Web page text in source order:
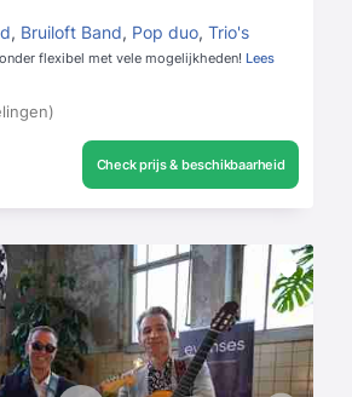
, Bruiloft Band, Pop duo, Trio's
flexibel met vele mogelijkheden! Lees
Check prijs & beschikbaarheid